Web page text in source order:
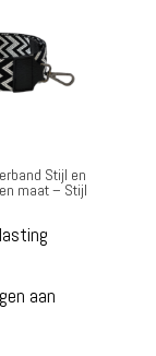
Stijl en
maat – Stijl
aan